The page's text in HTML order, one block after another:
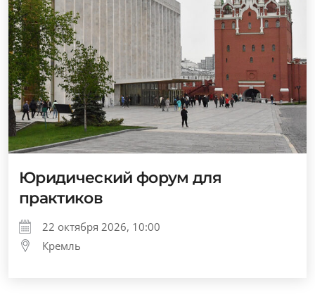
Юридический форум для
практиков
22 октября 2026, 10:00
Кремль